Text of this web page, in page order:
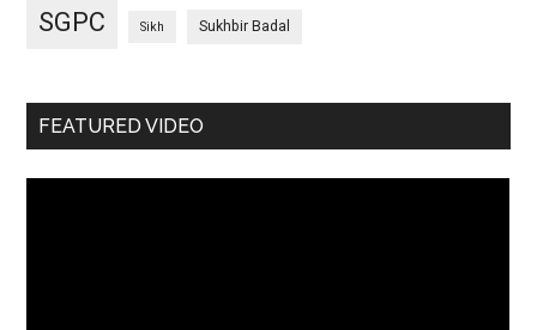
SGPC Sikh Sukhbir Badal
FEATURED VIDEO